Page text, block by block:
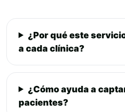
¿Por qué este
a cada clínica?
¿Cómo ayuda a
pacientes?